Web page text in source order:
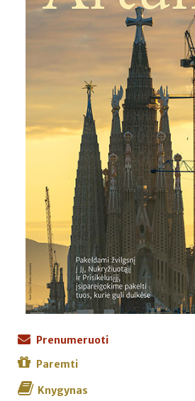
Prenumeruoti
Paremti
Knygynas